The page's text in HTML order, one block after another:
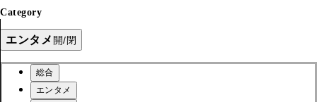
Category
エンタメ 開/閉
総合
エンタメ